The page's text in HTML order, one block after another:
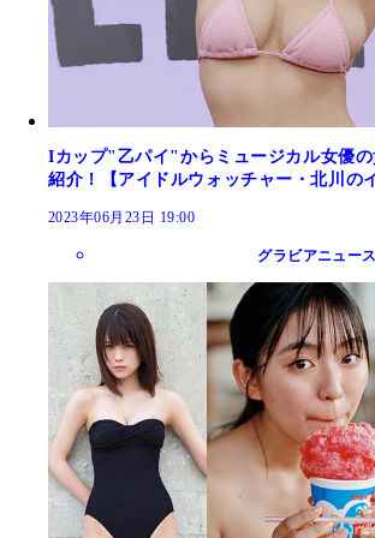
Iカップ"乙パイ"からミュージカル女優
紹介！【アイドルウォッチャー・北川の
2023年06月23日 19:00
グラビアニュース